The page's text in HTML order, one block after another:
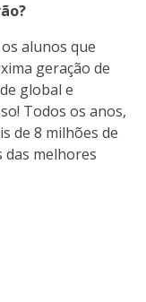
alunos que
geração de
global e
Todos os anos,
de 8 milhões de
das melhores